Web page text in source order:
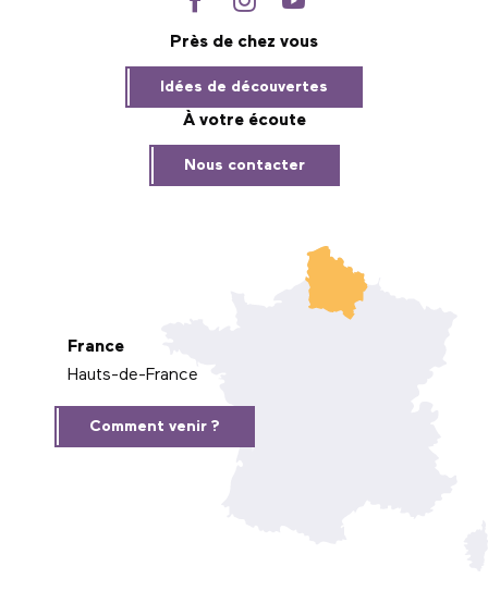
Près de chez vous
Idées de découvertes
À votre écoute
Nous contacter
France
Hauts-de-France
Comment venir ?